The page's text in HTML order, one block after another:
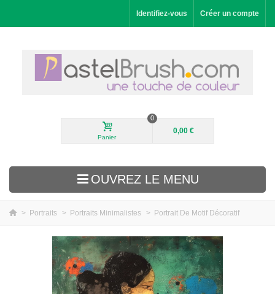
Identifiez-vous Créer un compte
Panier
0
0,00 €
OUVREZ LE MENU
> Portraits > Portraits Minimalistes > Portrait De Motif Décoratif